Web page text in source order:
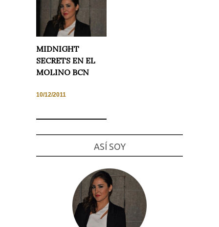
MIDNIGHT
SECRETS EN EL
MOLINO BCN
10/12/2011
ASÍ SOY
cookies no